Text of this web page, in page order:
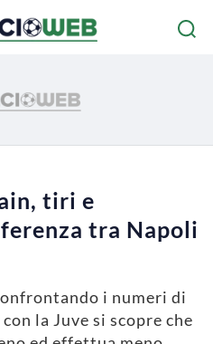
tiri e
tra Napoli
i numeri di
la Juve si scopre che